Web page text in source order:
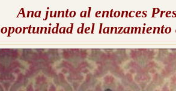
Ana junto al entonces
oportunidad del